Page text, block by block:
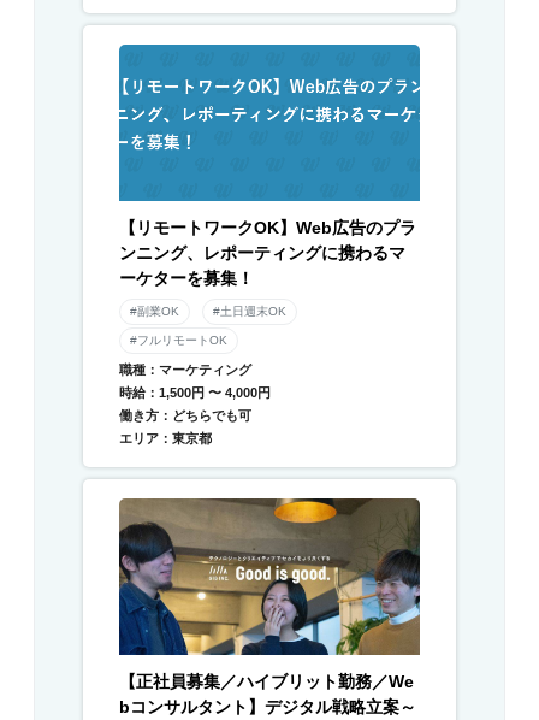
【リモートワークOK】Web広告のプラ
ンニング、レポーティングに携わるマ
ーケターを募集！
#副業OK #土日週末OK
#フルリモートOK
職種：マーケティング
時給：1,500円 〜 4,000円
働き方：どちらでも可
エリア：東京都
【正社員募集／ハイブリット勤務／We
bコンサルタント】デジタル戦略立案～